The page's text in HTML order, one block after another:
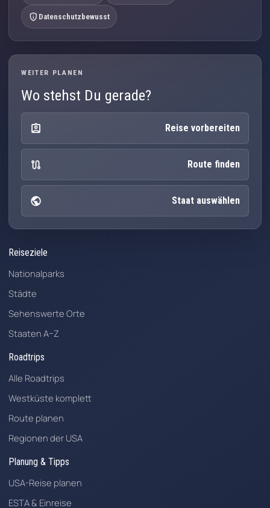
privacy_tip Datenschutzbewusst
WEITER PLANEN
Wo stehst Du gerade?
assignment_ind Reise vorbereiten
route Route finden
public Staat auswählen
Reiseziele
Nationalparks
Städte
Sehenswerte Orte
Staaten A–Z
Roadtrips
Alle Roadtrips
Westküste komplett
Route planen
Regionen der USA
Planung & Tipps
USA-Reise planen
ESTA & Einreise